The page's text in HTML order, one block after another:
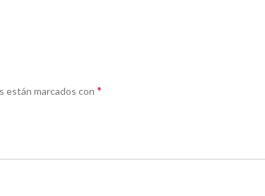
están marcados con *